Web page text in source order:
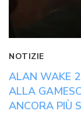
NOTIZIE
ALAN WAKE
ALLA
ANCORA PIÙ